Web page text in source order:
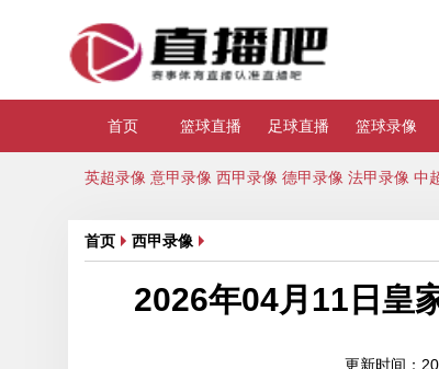
首页 篮球直播 足球直播 篮球录像
英超录像 意甲录像 西甲录像 德甲录像 法甲录像 中
首页 西甲录像
2026年04月11日皇
更新时间：